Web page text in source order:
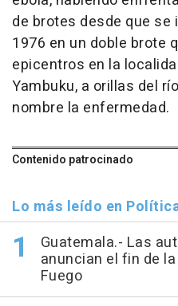
de brotes desde que
1976 en un doble brote
epicentros en la
Yambuku, a orillas del
nombre la enfermedad.
Contenido patrocinado
Lo más leído en
Guatemala.- Las
anuncian el fin de
Fuego